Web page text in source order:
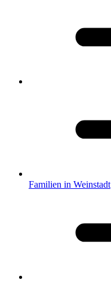
Familien in Weinstadt